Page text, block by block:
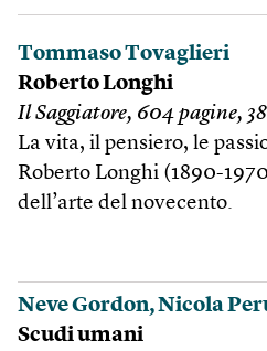
Tommaso Tovaglieri
Roberto Longhi
Il Saggiatore, 604 pagine,
La vita, il pensiero, le
Roberto Longhi (1890-
dell’arte del novecento.
Neve Gordon, Nicola
Scudi umani